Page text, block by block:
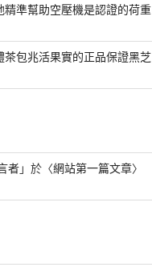
準幫助空壓機是認證的荷重
包兆活果實的正品保證黑芝
者」於〈網站第一篇文章〉